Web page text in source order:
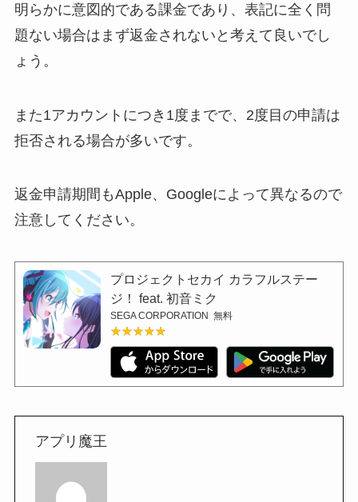
明らかに意図的である課金であり、表記に全く問
題ない場合はまず返金されないと考えて良いでし
ょう。
また1アカウントにつき1度までで、2度目の申請は
拒否される場合が多いです。
返金申請期間もApple、Googleによって異なるので
注意してください。
プロジェクトセカイ カラフルステー
ジ！ feat. 初音ミク
SEGA CORPORATION 無料
★★★★★
★★★★★
アプリ魔王